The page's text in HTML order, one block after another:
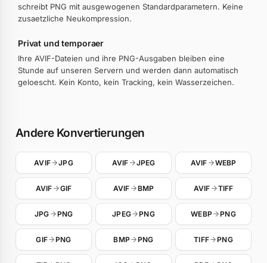
schreibt PNG mit ausgewogenen Standardparametern. Keine
zusaetzliche Neukompression.
Privat und temporaer
Ihre AVIF-Dateien und ihre PNG-Ausgaben bleiben eine
Stunde auf unseren Servern und werden dann automatisch
geloescht. Kein Konto, kein Tracking, kein Wasserzeichen.
Andere Konvertierungen
AVIF JPG AVIF JPEG AVIF WEBP
AVIF GIF AVIF BMP AVIF TIFF
JPG PNG JPEG PNG WEBP PNG
GIF PNG BMP PNG TIFF PNG